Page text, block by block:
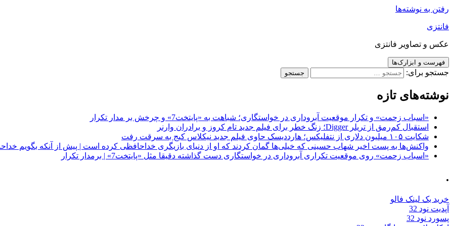
رفتن به نوشته‌ها
فانتزی
عکس و تصاویر فانتزی
فهرست و ابزارک‌ها
جستجو برای:
نوشته‌های تازه
«اسباب زحمت» و تکرار موقعیت آبروداری در خواستگاری؛ شباهت به «پایتخت7» و چرخش بر مدار تکرار
استقبال کم‌رمق از تریلر Digger؛ زنگ خطر برای فیلم جدید تام کروز و برادران وارنر
شکایت ۱۰۵ میلیون دلاری از نتفلیکس؛ هارددیسک حاوی فیلم جدید نیکلاس کیج به سرقت رفت
واکنش‌ها به پست اخیر شهاب حسینی که خیلی‌ها گمان کردند که او از دنیای بازیگری خداحافظی کرده است | پیش از آنکه بگویم
«اسباب زحمت» روی موقعیت تکراری آبروداری در خواستگاری دست گذاشته دقیقا مثل «پایتخت7» | برمدار تکرار
.
خرید بک لینک فالو
آپدیت نود 32
پسورد نود 32